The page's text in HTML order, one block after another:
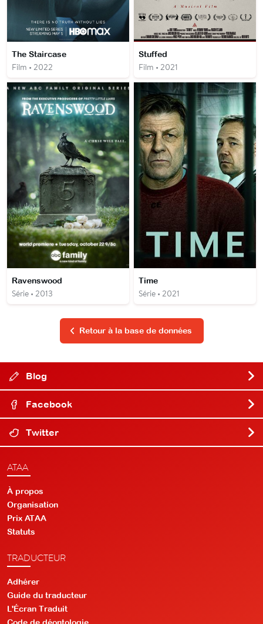
The Staircase
Film • 2022
Stuffed
Film • 2021
Ravenswood
Série • 2013
Time
Série • 2021
Retour à la base de données
Blog
Facebook
Twitter
ATAA
À propos
Organisation
Prix ATAA
Statuts
TRADUCTEUR
Adhérer
Guide du traducteur
L'Écran Traduit
Code de déontologie